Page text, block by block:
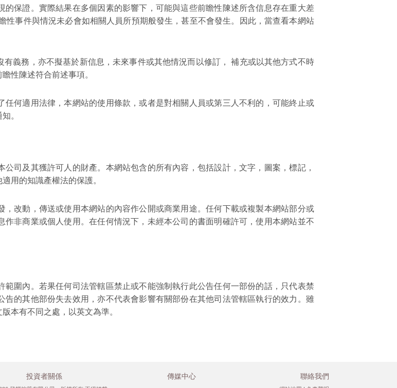
保證。實際結果在多個因素的影響下，可能與這些前瞻性陳述所含信息存在重大差
性事件與情況未必會如相關人員所預期般發生，甚至不會發生。因此，當查看本網站
義務，亦不擬基於新信息，未來事件或其他情況而以修訂， 補充或以其他方式不時
性陳述符合前述事項。
何適用法律，本網站的使用條款，或者是對相關人員或第三人不利的，可能終止或
。
司及其獲許可人的財產。本網站包含的所有內容，包括設計，文字，圖案，標記，
用的知識產權法的保護。
改動，傳送或使用本網站的內容作公開或商業用途。任何下載或複製本網站部分或
非商業或個人使用。在任何情況下，未經本公司的書面明確許可，使用本網站並不
圍內。若果任何司法管轄區禁止或不能強制執行此公告任何一部份的話，只代表禁
的其他部份失去效用，亦不代表會影響有關部份在其他司法管轄區執行的效力。雖
本有不同之處，以英文為準。
投資者關係 傳媒中心 聯絡我們